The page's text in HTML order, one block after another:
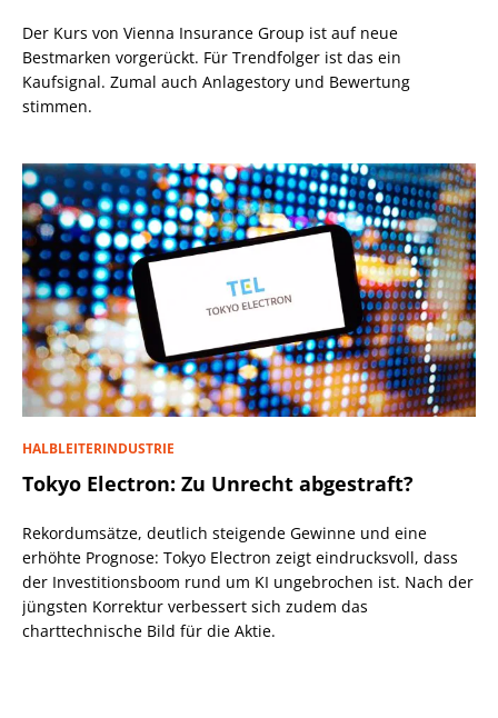
Der Kurs von Vienna Insurance Group ist auf neue
Bestmarken vorgerückt. Für Trendfolger ist das ein
Kaufsignal. Zumal auch Anlagestory und Bewertung
stimmen.
HALBLEITERINDUSTRIE
Tokyo Electron: Zu Unrecht abgestraft?
Rekordumsätze, deutlich steigende Gewinne und eine
erhöhte Prognose: Tokyo Electron zeigt eindrucksvoll, dass
der Investitionsboom rund um KI ungebrochen ist. Nach der
jüngsten Korrektur verbessert sich zudem das
charttechnische Bild für die Aktie.